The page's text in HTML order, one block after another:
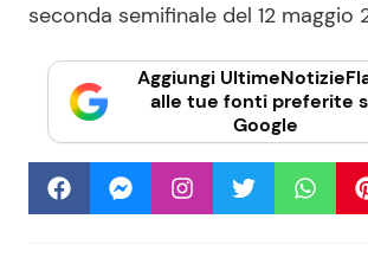
seconda semifinale del 12 maggio
Aggiungi
alle tue fonti preferite
Google